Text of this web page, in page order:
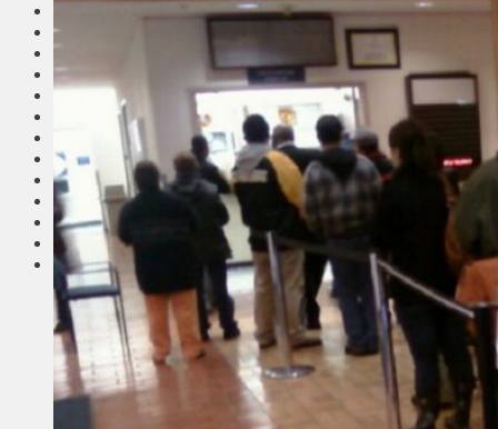
Вильнюс
Клайпеда
Висагинас
Регионы
Транспорт
Выбор читателей
Калейдоскоп
Армия
Сейм Литвы
Культура
Больше
Фоторепортаж
Туризм
ЛК рекомендует
Сеньорам
Образование
Здравоохранение
Экология